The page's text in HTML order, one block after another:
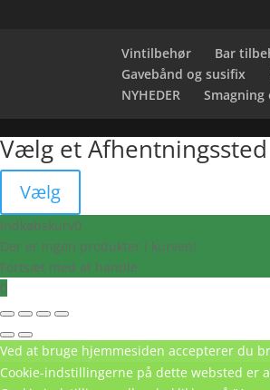
Vintilbehør Bar
Gavebånd og susifix
NYHEDER
Vælg et Afhentningssted
Vælg
Indkøbskurv0
Der er ingen produkter i kurven!
Fortsæt med at handle
0
Ved at bruge hjemmesiden accepterer du
Cookie-indstillingerne på dette websted er